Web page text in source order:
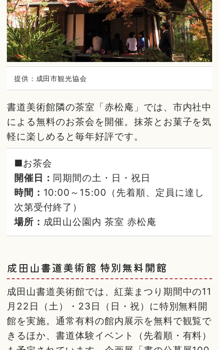
提供：成田市観光協会
書道美術館隣の茶室「赤松庵」では、市内社中
による無料のお茶会を開催。抹茶とお菓子を気
軽に楽しめると毎年好評です。
■お茶会
開催日： 同期間の土・日・祝日
時間： 10:00～15:00（先着順、定員に達し
次第受付終了）
場所： 成田山公園内 茶室 赤松庵
成田山書道美術館 特別無料開館
成田山書道美術館では、紅葉まつり期間中の11
月22日（土）・23日（日・祝）に特別無料開
館を実施。通常有料の館内展示を無料で観覧で
きるほか、書道体験イベント（先着順・有料）